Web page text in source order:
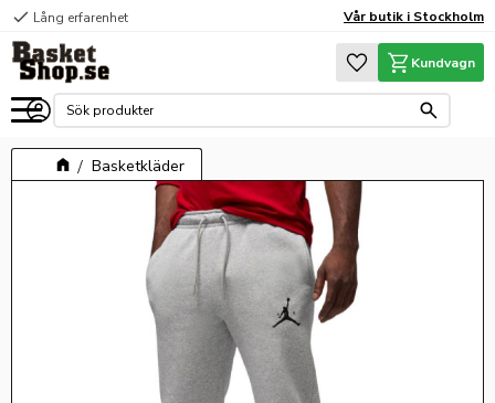
Meny
check Lång erfarenhet Vår butik i Stockholm
Favoriter
Kundvagn
Basketkläder